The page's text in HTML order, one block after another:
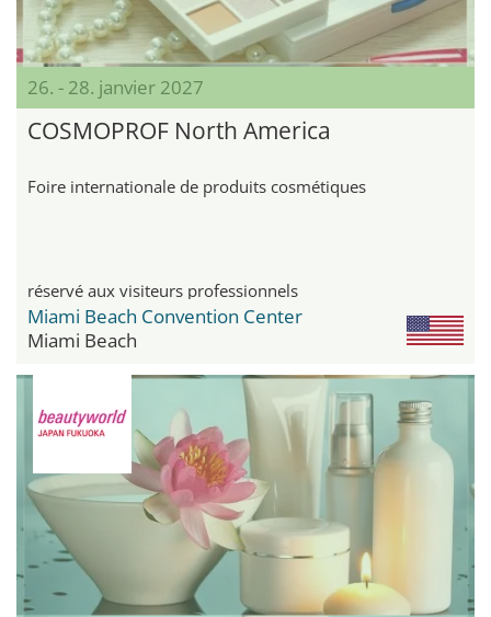
26. - 28. janvier 2027
COSMOPROF North America
Foire internationale de produits cosmétiques
réservé aux visiteurs professionnels
Miami Beach Convention Center
Miami Beach